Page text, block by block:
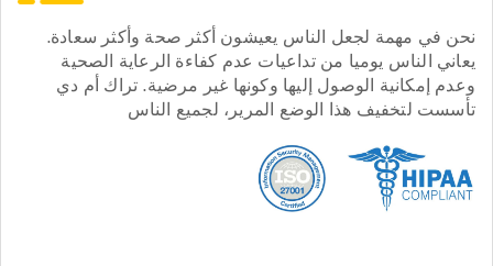
نحن في مهمة لجعل الناس يعيشون أكثر صحة وأكثر سعادة.
يعاني الناس يوميا من تداعيات عدم كفاءة الرعاية الصحية
وعدم إمكانية الوصول إليها وكونها غير مرضية. تراك أم دي
تأسست لتخفيف هذا الوضع المرير، لجميع الناس